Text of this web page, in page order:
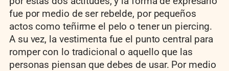
fue por medio de ser rebelde, por pequeños
actos como teñirme el pelo o tener un piercing.
A su vez, la vestimenta fue el punto central para
romper con lo tradicional o aquello que las
personas piensan que debes de usar. Por medio